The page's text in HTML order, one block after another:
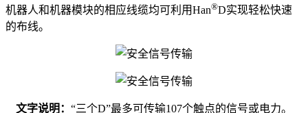
机器人和机器模块的相应线缆均可利用Han®D实现轻松快速
的布线。
文字说明： “三个D”最多可传输107个触点的信号或电力。